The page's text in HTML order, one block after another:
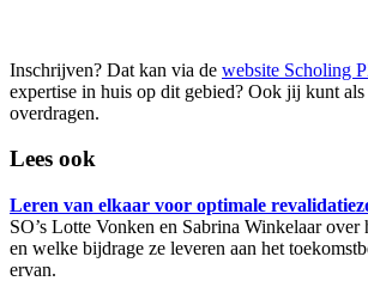
Inschrijven? Dat kan via de website Scholing
expertise in huis op dit gebied? Ook jij kunt
overdragen.
Lees ook
Leren van elkaar voor optimale
SO’s Lotte Vonken en Sabrina Winkelaar
en welke bijdrage ze leveren aan het
ervan.